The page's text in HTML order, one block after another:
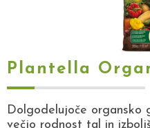
Plantella
Dolgodelujoče organsko
večjo rodnost tal in